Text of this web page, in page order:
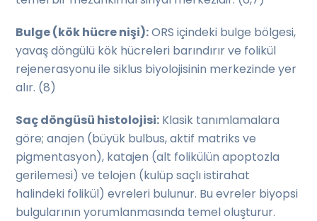
Bulge (kök hücre nişi):ORS içindeki bulge bölgesi,
yavaş döngülü kök hücreleri barındırır ve folikül
rejenerasyonu ile siklus biyolojisinin merkezinde yer
alır. (8)
Saç döngüsü histolojisi: Klasik tanımlamalara
göre; anajen (büyük bulbus, aktif matriks ve
pigmentasyon), katajen (alt folikülün apoptozla
gerilemesi) ve telojen (kulüp saçlı istirahat
halindeki folikül) evreleri bulunur. Bu evreler biyopsi
bulgularının yorumlanmasında temel oluşturur.